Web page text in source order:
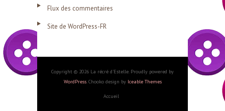
Flux des commentaires
Site de WordPress-FR
Copyright © 2026 La récré d'Estelle. Proudly powered by
WordPress. Chooko design by Iceable Themes
Accueil